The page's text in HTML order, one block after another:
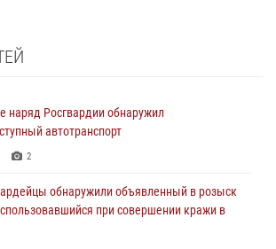
наряд Росгвардии обнаружил
автотранспорт
2
обнаружили объявленный в розыск
при совершении кражи в